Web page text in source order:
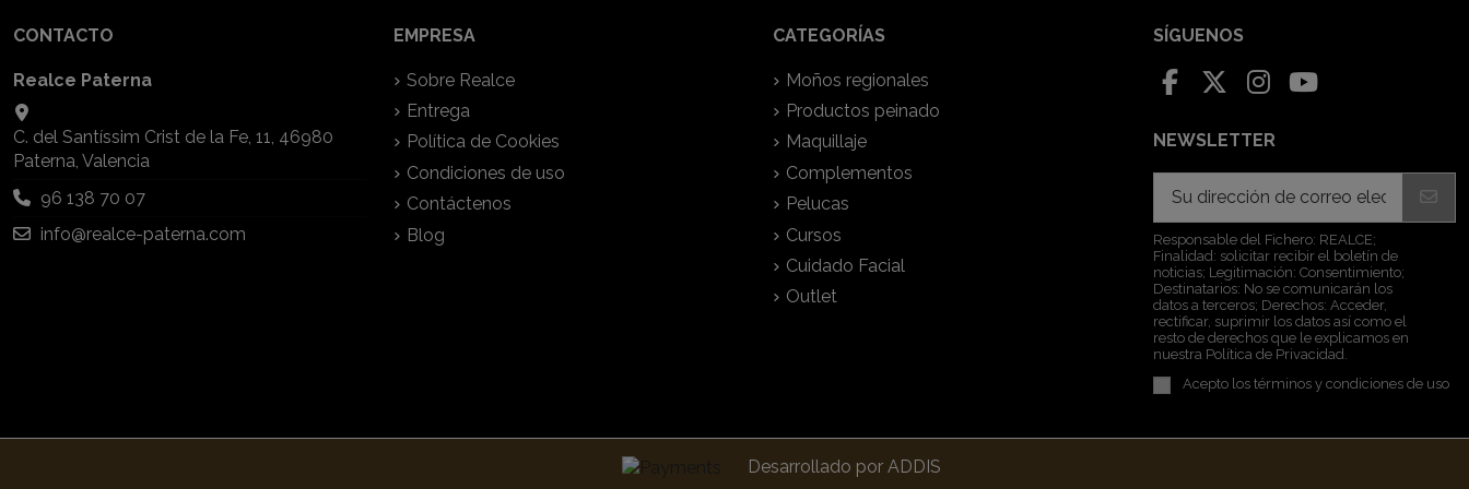
CONTACTO
Realce Paterna
C. del Santíssim Crist de la Fe, 11, 46980
Paterna, Valencia
96 138 70 07
info@realce-paterna.com
EMPRESA
Sobre Realce
Entrega
Política de Cookies
Condiciones de uso
Contáctenos
Blog
CATEGORÍAS
Moños regionales
Productos peinado
Maquillaje
Complementos
Pelucas
Cursos
Cuidado Facial
Outlet
SÍGUENOS
NEWSLETTER
Responsable del Fichero: REALCE;
Finalidad: solicitar recibir el boletín de
noticias; Legitimación: Consentimiento;
Destinatarios: No se comunicarán los
datos a terceros; Derechos: Acceder,
rectificar, suprimir los datos así como el
resto de derechos que le explicamos en
nuestra Política de Privacidad.
Acepto lostérminos y condiciones de uso
Desarrollado por ADDIS